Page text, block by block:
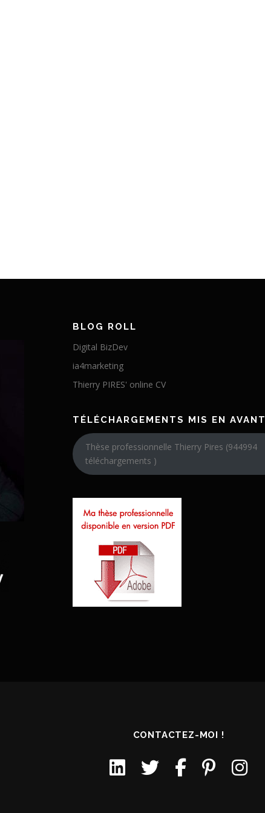
BLOG ROLL
Digital BizDev
ia4marketing
Thierry PIRES' online CV
TÉLÉCHARGEMENTS MIS EN AVANT
Thèse professionnelle Thierry Pires (944994
téléchargements )
CONTACTEZ-MOI !